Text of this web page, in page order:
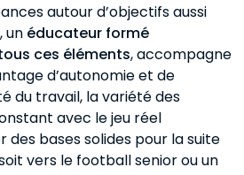
autour d’objectifs aussi
un éducateur formé
ces éléments, accompagne
d’autonomie et de
du travail, la variété des
avec le jeu réel
bases solides pour la suite
vers le football senior ou un